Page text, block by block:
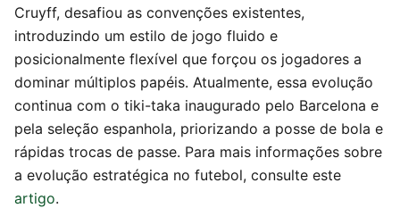
Cruyff, desafiou as convenções existentes,
introduzindo um estilo de jogo fluido e
posicionalmente flexível que forçou os jogadores a
dominar múltiplos papéis. Atualmente, essa evolução
continua com o tiki-taka inaugurado pelo Barcelona e
pela seleção espanhola, priorizando a posse de bola e
rápidas trocas de passe. Para mais informações sobre
a evolução estratégica no futebol, consulte este
artigo.